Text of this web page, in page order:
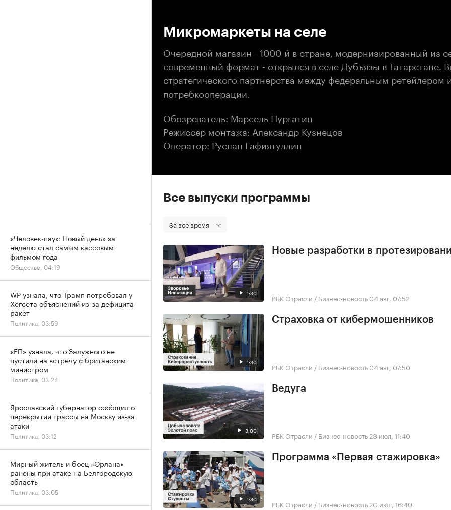
Микромаркеты на селе
Очередной магазин - 1000-й в стране, модернизированный из
современный формат - открылся в селе Дубъязы в Татарстане.
стратегического партнерства между федеральным ретейлером
потребкооперации.
Обозреватель: Марсель Нургатин
Режиссер монтажа: Александр Кузнецов
Оператор: Руслан Гафиятуллин
Все выпуски программы
За все время
1:30
Новые разработки в
РБК Отрасли / Бизнес-новость 04 авг, 07:52
1:30
Страховка от кибермошенников
РБК Отрасли / Бизнес-новость 04 авг, 07:50
3:00
Ведуга
РБК Отрасли / Бизнес-новость 23 июл, 11:40
1:30
Программа «Первая стажировка»
РБК Отрасли / Бизнес-новость 20 июл, 16:40
«Человек-паук: Новый день» за
неделю стал самым кассовым
фильмом года
Общество, 04:19
WP узнала, что Трамп потребовал у
Хегсета объяснений из-за дефицита
ракет
Политика, 03:59
«ЕП» узнала, что Залужного не
пустили на встречу с британским
министром
Политика, 03:24
Ярославский губернатор сообщил о
перекрытии трассы на Москву из-за
атаки
Политика, 03:12
Мирный житель и боец «Орлана»
ранены при атаке на Белгородскую
область
Политика, 03:05